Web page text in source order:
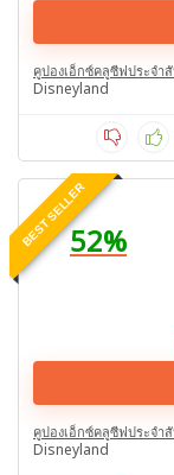
คูปองเอ็กซ์คลูซีฟประจำ
Disneyland
BEST SELLER52%
คูปองเอ็กซ์คลูซีฟประจำ
Disneyland